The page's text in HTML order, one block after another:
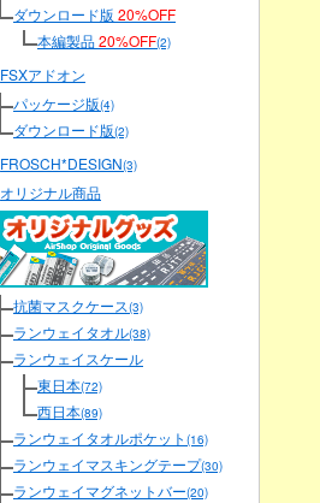
ダウンロード版 20%OFF
本編製品20%OFF(2)
FSXアドオン
パッケージ版(4)
ダウンロード版(2)
FROSCH*DESIGN(3)
オリジナル商品
抗菌マスクケース(3)
ランウェイタオル(38)
ランウェイスケール
東日本(72)
西日本(89)
ランウェイタオルポケット (16)
ランウェイマスキングテープ(30)
ランウェイマグネットバー(20)